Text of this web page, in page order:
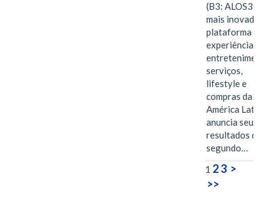
(B3: ALOS3), a
mais inovadora
plataforma de
experiências,
entretenimento,
serviços,
lifestyle e
compras da
América Latina
anuncia seus
resultados do
segundo…
1 23 >
>>